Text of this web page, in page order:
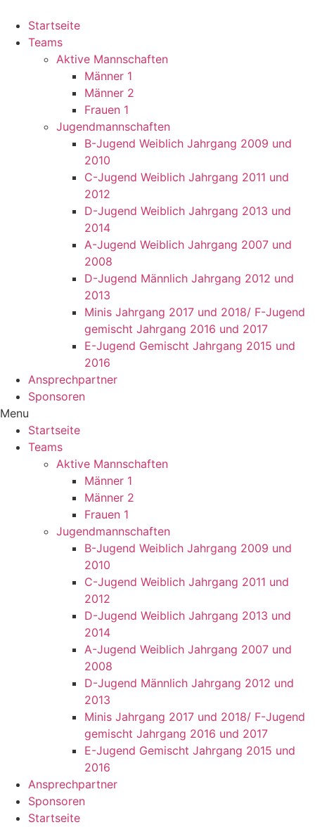
Startseite
Teams
Aktive Mannschaften
Männer 1
Männer 2
Frauen 1
Jugendmannschaften
B-Jugend Weiblich Jahrgang 2009 und
2010
C-Jugend Weiblich Jahrgang 2011 und
2012
D-Jugend Weiblich Jahrgang 2013 und
2014
A-Jugend Weiblich Jahrgang 2007 und
2008
D-Jugend Männlich Jahrgang 2012 und
2013
Minis Jahrgang 2017 und 2018/ F-Jugend
gemischt Jahrgang 2016 und 2017
E-Jugend Gemischt Jahrgang 2015 und
2016
Ansprechpartner
Sponsoren
Menu
Startseite
Teams
Aktive Mannschaften
Männer 1
Männer 2
Frauen 1
Jugendmannschaften
B-Jugend Weiblich Jahrgang 2009 und
2010
C-Jugend Weiblich Jahrgang 2011 und
2012
D-Jugend Weiblich Jahrgang 2013 und
2014
A-Jugend Weiblich Jahrgang 2007 und
2008
D-Jugend Männlich Jahrgang 2012 und
2013
Minis Jahrgang 2017 und 2018/ F-Jugend
gemischt Jahrgang 2016 und 2017
E-Jugend Gemischt Jahrgang 2015 und
2016
Ansprechpartner
Sponsoren
Startseite